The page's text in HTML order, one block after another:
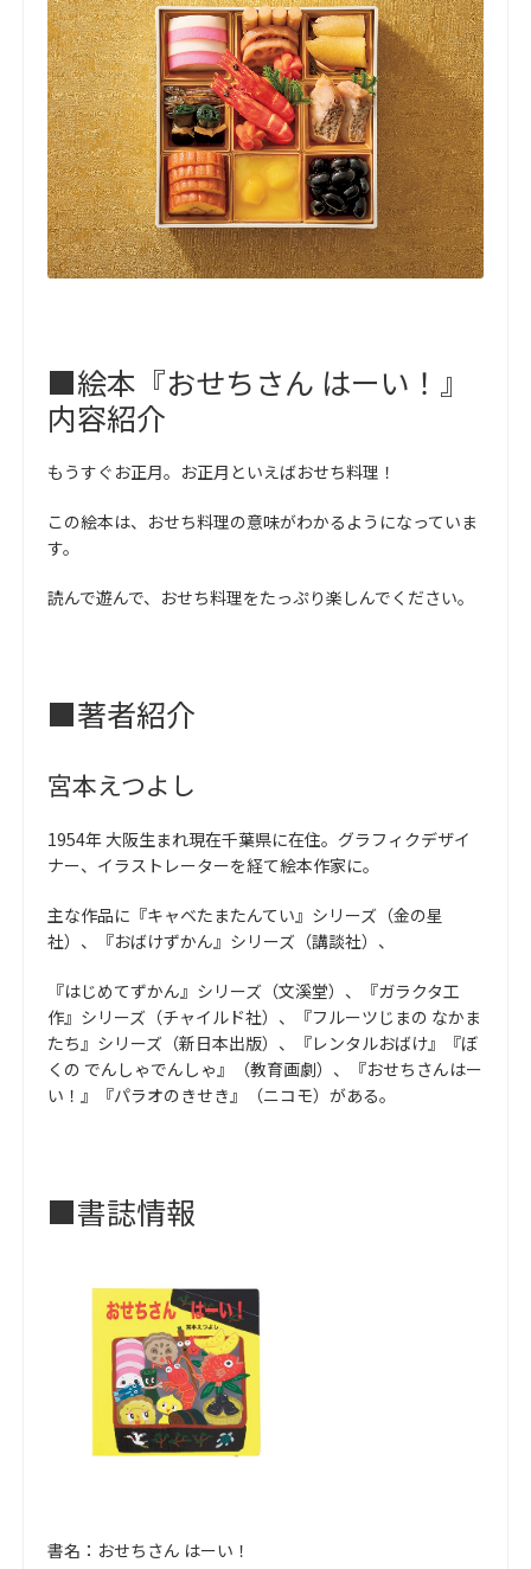
■絵本『おせちさん はーい！』
内容紹介
もうすぐお正月。お正月といえばおせち料理！
この絵本は、おせち料理の意味がわかるようになっていま
す。
読んで遊んで、おせち料理をたっぷり楽しんでください。
■著者紹介
宮本えつよし
1954年 大阪生まれ現在千葉県に在住。グラフィクデザイ
ナー、イラストレーターを経て絵本作家に。
主な作品に『キャベたまたんてい』シリーズ（金の星
社）、『おばけずかん』シリーズ（講談社）、
『はじめてずかん』シリーズ（文溪堂）、『ガラクタ工
作』シリーズ（チャイルド社）、『フルーツじまの なかま
たち』シリーズ（新日本出版）、『レンタルおばけ』『ぼ
くの でんしゃでんしゃ』（教育画劇）、『おせちさんはー
い！』『パラオのきせき』（ニコモ）がある。
■書誌情報
書名：おせちさん はーい！